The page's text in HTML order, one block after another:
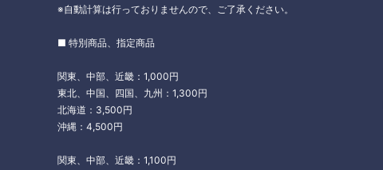
※自動計算は行っておりませんので、ご了承ください。
■ 特別商品、指定商品
関東、中部、近畿：1,000円
東北、中国、四国、九州：1,300円
北海道：3,500円
沖縄：4,500円
関東、中部、近畿：1,100円